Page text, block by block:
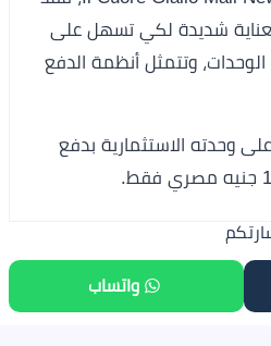
شديدة لكي تسهل على
وتتمثل أنظمة الدفع
وحدته الاستثمارية بدفع
واتساب